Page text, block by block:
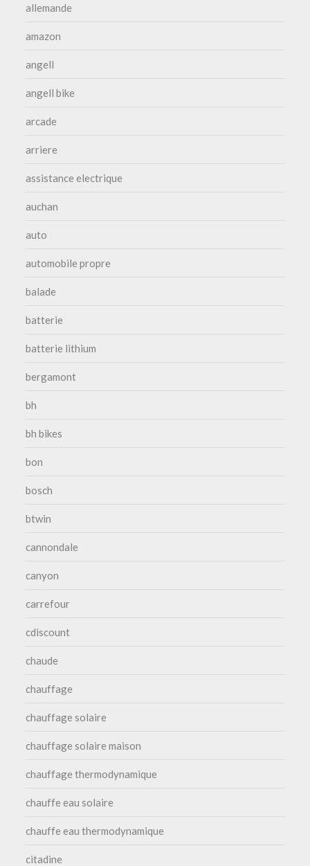
allemande
amazon
angell
angell bike
arcade
arriere
assistance electrique
auchan
auto
automobile propre
balade
batterie
batterie lithium
bergamont
bh
bh bikes
bon
bosch
btwin
cannondale
canyon
carrefour
cdiscount
chaude
chauffage
chauffage solaire
chauffage solaire maison
chauffage thermodynamique
chauffe eau solaire
chauffe eau thermodynamique
citadine